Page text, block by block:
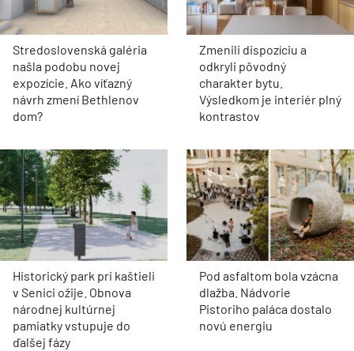
Stredoslovenská galéria
našla podobu novej
expozície. Ako víťazný
návrh zmení Bethlenov
dom?
Zmenili dispozíciu a
odkryli pôvodný
charakter bytu.
Výsledkom je interiér plný
kontrastov
Historický park pri kaštieli
v Senici ožije. Obnova
národnej kultúrnej
pamiatky vstupuje do
ďalšej fázy
Pod asfaltom bola vzácna
dlažba. Nádvorie
Pistoriho paláca dostalo
novú energiu